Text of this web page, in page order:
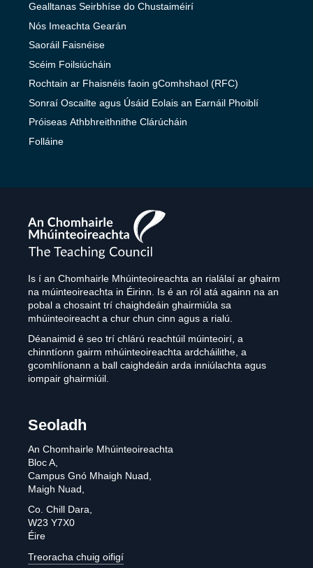
Gealltanas Seirbhíse do Chustaiméirí
Nós Imeachta Gearán
Saoráil Faisnéise
Scéim Foilsiúcháin
Rochtain ar Fhaisnéis faoin gComhshaol (RFC)
Sonraí Oscailte agus Úsáid Eolais an Earnáil Phoiblí
Próiseas Athbhreithnithe Clárúcháin
Folláine
The
Teaching
Council
Is í an Chomhairle Mhúinteoireachta an rialálaí ar ghairm
na múinteoireachta in Éirinn. Is é an ról atá againn na an
pobal a chosaint trí chaighdeáin ghairmiúla sa
mhúinteoireacht a chur chun cinn agus a rialú.
Déanaimid é seo trí chlárú reachtúil múinteoirí, a
chinntíonn gairm mhúinteoireachta ardcháilithe, a
gcomhlíonann a ball caighdeáin arda inniúlachta agus
iompair ghairmiúil.
Seoladh
An Chomhairle Mhúinteoireachta
Bloc A,
Campus Gnó Mhaigh Nuad,
Maigh Nuad,
Co. Chill Dara,
W23 Y7X0
Éire
Treoracha chuig oifigí